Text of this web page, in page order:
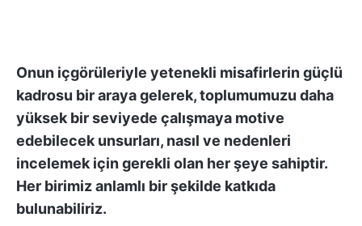
Onun içgörüleriyle yetenekli misafirlerin güçlü
kadrosu bir araya gelerek, toplumumuzu daha
yüksek bir seviyede çalışmaya motive
edebilecek unsurları, nasıl ve nedenleri
incelemek için gerekli olan her şeye sahiptir.
Her birimiz anlamlı bir şekilde katkıda
bulunabiliriz.